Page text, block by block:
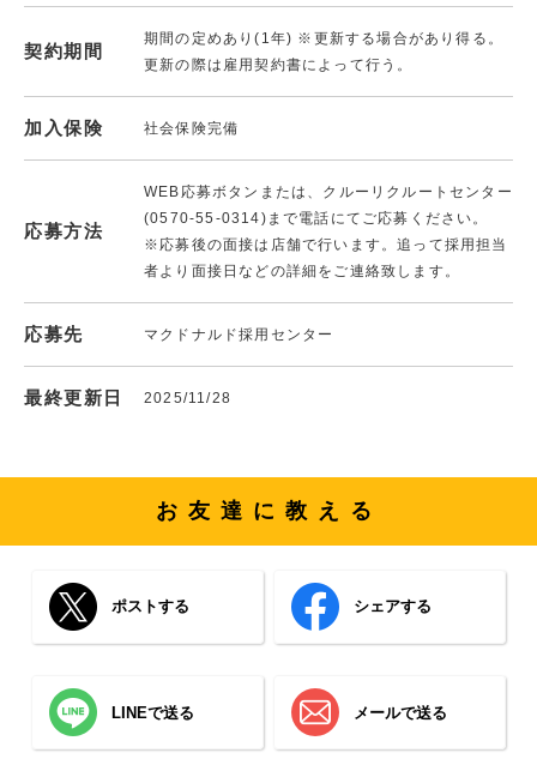
契約期間
期間の定めあり(1年) ※更新する場合があり得る。
更新の際は雇用契約書によって行う。
加入保険 社会保険完備
応募方法
WEB応募ボタンまたは、クルーリクルートセンター
(0570-55-0314)まで電話にてご応募ください。
※応募後の面接は店舗で行います。追って採用担当
者より面接日などの詳細をご連絡致します。
応募先 マクドナルド採用センター
最終更新日 2025/11/28
お友達に教える
ポストする シェアする
LINEで送る メールで送る